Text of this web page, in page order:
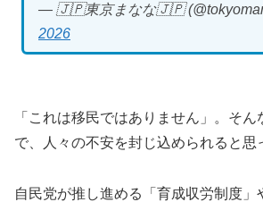
— 🇯🇵東京まなな🇯🇵
2026
「これは移民ではありません」。そ
で、人々の不安を封じ込められると思
自民党が推し進める「育成収労制度」